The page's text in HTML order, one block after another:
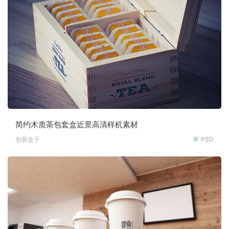
简约木质茶包套盒近景高清样机素材
包装盒子 PSD